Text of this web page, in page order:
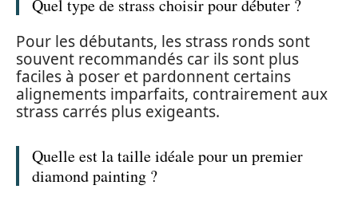
Quel type de strass choisir pour débuter ?
Pour les débutants, les strass ronds sont
souvent recommandés car ils sont plus
faciles à poser et pardonnent certains
alignements imparfaits, contrairement aux
strass carrés plus exigeants.
Quelle est la taille idéale pour un premier
diamond painting ?